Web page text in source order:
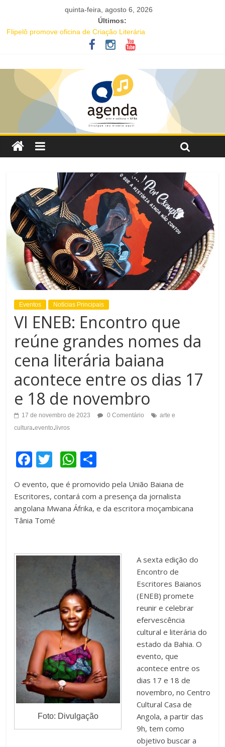
quinta-feira, agosto 6, 2026
Últimos:
Flipelô promove oficina de Criação Literária
Comédia romântica “O que vem depois” reestreia na Casa Preta e
Nesta sexta-feira (7), Luana Génot debate a cultura popular como
caminho para equidade racial
Livro infantil sobre ancestralidade negra será distribuído
gratuitamente na Flipelô
Maracutaia reúne artistas, influenciadores e empreendedores
LGBTQIAPN+ para fortalecer a economia criativa em Salvador
Eventos Notícias Principais
VI ENEB: Encontro que
reúne grandes nomes da
cena literária baiana
acontece entre os dias 17
e 18 de novembro
17 de novembro de 2023 0 Comentário
arte e
cultura.evento. livros
F
c
e
b
o
T
tt
er
W
at
s
p
m
p
h
ar
O evento, que é promovido pela União Baiana de
Escritores, contará com a presençada jornalista
angolana Mwana Áfrika, e daescritora moçambicana
Tânia Tomé
Foto: Divulgação
A sexta edição do
Encontro de
Escritores Baianos
(ENEB) promete
reunir e celebrar
efervescência
cultural e literária do
estado da Bahia. O
evento, que
acontece entre os
dias 17 e 18 de
novembro, no Centro
Cultural Casa de
Angola, a partir das
9h, tem como
objetivo buscar a